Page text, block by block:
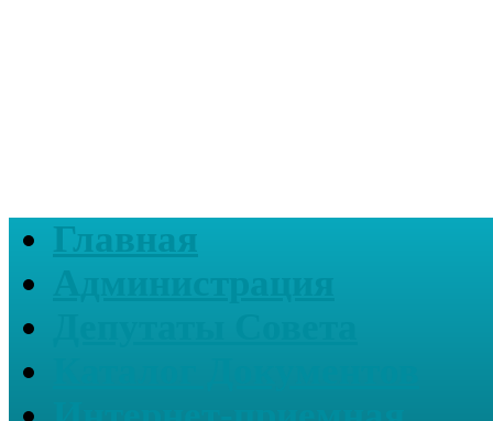
Главная